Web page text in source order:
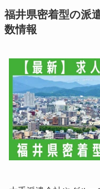
福井県密着型の派
数情報